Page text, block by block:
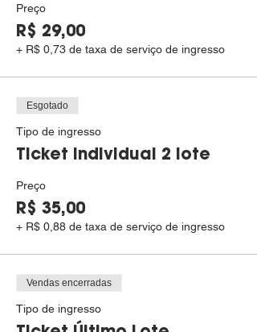
Preço
R$ 29,00
+ R$ 0,73 de taxa de serviço de ingresso
Esgotado
Tipo de ingresso
Ticket individual 2 lote
Preço
R$ 35,00
+ R$ 0,88 de taxa de serviço de ingresso
Vendas encerradas
Tipo de ingresso